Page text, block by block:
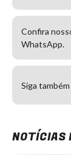
Confira
WhatsApp.
Siga
NOTÍCIAS